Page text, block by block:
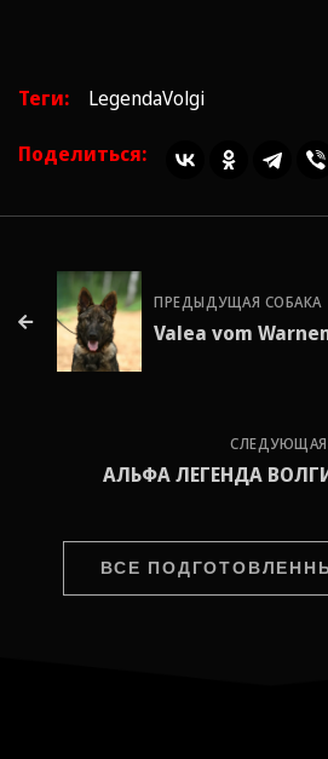
Теги: LegendaVolgi
Поделиться:
ПРЕДЫДУЩАЯ СОБАКА
Valea vom
СЛЕДУЮЩАЯ
АЛЬФА ЛЕГЕНДА
ВСЕ